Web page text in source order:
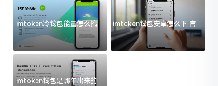
imtoken冷钱包能量怎么搞？
过来人告诉你门道
imtoken钱包安卓怎么下 官方
渠道避坑指南
imtoken钱包是哪年出来的？